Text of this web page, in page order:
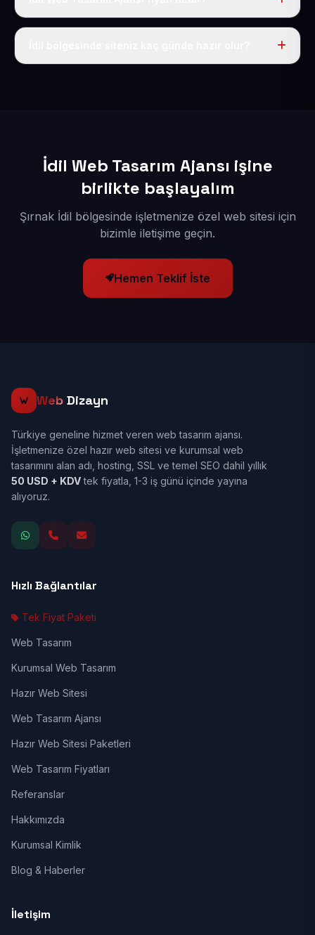
Tek fiyat uygulanır: yıllık 50 USD + KDV. Bu bedele alan
İdil Web Tasarım Ajansı işine
birlikte başlayalım
Şırnak İdil bölgesinde işletmenize özel web sitesi için
bizimle iletişime geçin.
Hemen Teklif İste
Web Dizayn
Türkiye geneline hizmet veren web tasarım ajansı.
İşletmenize özel hazır web sitesi ve kurumsal web
tasarımını alan adı, hosting, SSL ve temel SEO dahil yıllık
50 USD + KDVtek fiyatla, 1-3 iş günü içinde yayına
alıyoruz.
Hızlı Bağlantılar
Tek Fiyat Paketi
Web Tasarım
Kurumsal Web Tasarım
Hazır Web Sitesi
Web Tasarım Ajansı
Hazır Web Sitesi Paketleri
Web Tasarım Fiyatları
Referanslar
Hakkımızda
Kurumsal Kimlik
Blog & Haberler
İletişim